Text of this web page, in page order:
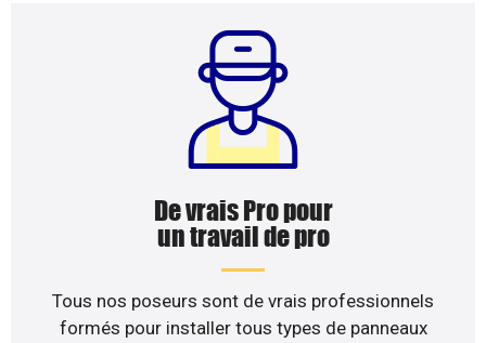
De vrais Pro pour
un travail de pro
Tous nos poseurs sont de vrais professionnels
formés pour installer tous types de panneaux